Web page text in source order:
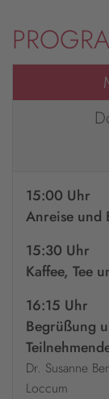
15:00 Uhr
Anreise und
15:30 Uhr
Kaffee, Tee
16:15 Uhr
Begrüßung
Dr. Susanne
Loccum